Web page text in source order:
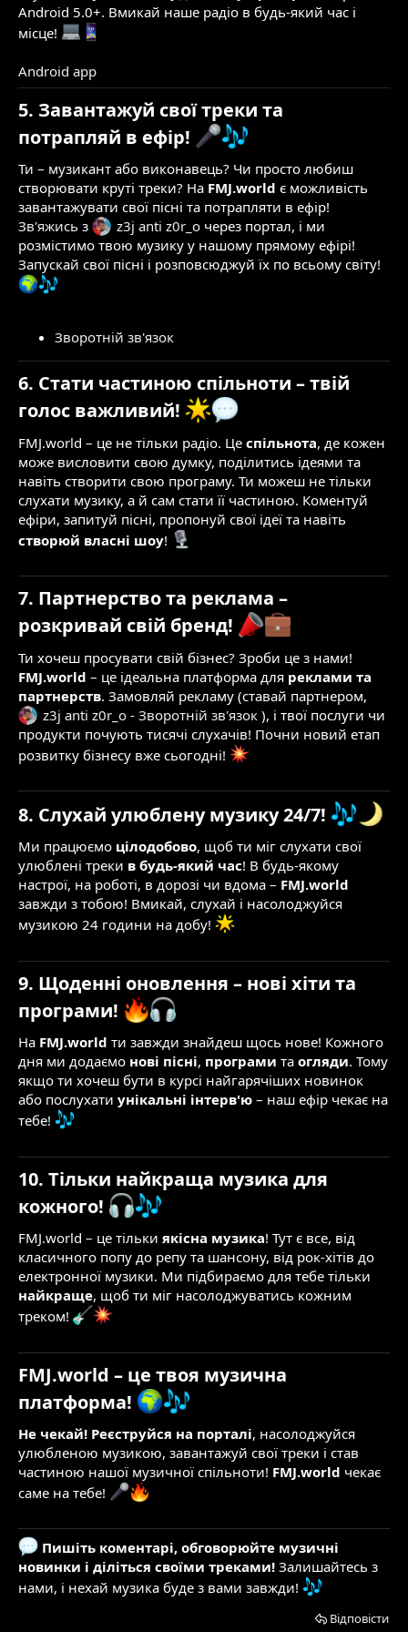
Android 5.0+. Вмикай наше радіо в будь-який час і
місце!
Android app
5. Завантажуй свої треки та
потрапляй в ефір!
Ти – музикант або виконавець? Чи просто любиш
створювати круті треки? На FMJ.world є можливість
завантажувати свої пісні та потрапляти в ефір!
Зв'яжись з z3j anti z0r_o через портал, і ми
розмістимо твою музику у нашому прямому ефірі!
Запускай свої пісні і розповсюджуй їх по всьому світу!
Зворотній зв'язок
6. Стати частиною спільноти – твій
голос важливий!
FMJ.world – це не тільки радіо. Це спільнота, де кожен
може висловити свою думку, поділитись ідеями та
навіть створити свою програму. Ти можеш не тільки
слухати музику, а й сам стати її частиною. Коментуй
ефіри, запитуй пісні, пропонуй свої ідеї та навіть
створюй власні шоу!
7. Партнерство та реклама –
розкривай свій бренд!
Ти хочеш просувати свій бізнес? Зроби це з нами!
FMJ.world – це ідеальна платформа для реклами та
партнерств. Замовляй рекламу (ставай партнером,
z3j anti z0r_o - Зворотній зв'язок ), і твої послуги чи
продукти почують тисячі слухачів! Почни новий етап
розвитку бізнесу вже сьогодні!
8. Слухай улюблену музику 24/7!
Ми працюємо цілодобово, щоб ти міг слухати свої
улюблені треки в будь-який час! В будь-якому
настрої, на роботі, в дорозі чи вдома – FMJ.world
завжди з тобою! Вмикай, слухай і насолоджуйся
музикою 24 години на добу!
9. Щоденні оновлення – нові хіти та
програми!
На FMJ.world ти завжди знайдеш щось нове! Кожного
дня ми додаємо нові пісні, програми та огляди. Тому
якщо ти хочеш бути в курсі найгарячіших новинок
або послухати унікальні інтерв'ю – наш ефір чекає на
тебе!
10. Тільки найкраща музика для
кожного!
FMJ.world – це тільки якісна музика! Тут є все, від
класичного попу до репу та шансону, від рок-хітів до
електронної музики. Ми підбираємо для тебе тільки
найкраще, щоб ти міг насолоджуватись кожним
треком!
FMJ.world – це твоя музична
платформа!
Не чекай! Реєструйся на порталі, насолоджуйся
улюбленою музикою, завантажуй свої треки і став
частиною нашої музичної спільноти! FMJ.world чекає
саме на тебе!
Пишіть коментарі, обговорюйте музичні
новинки і діліться своїми треками! Залишайтесь з
нами, і нехай музика буде з вами завжди!
Відповісти